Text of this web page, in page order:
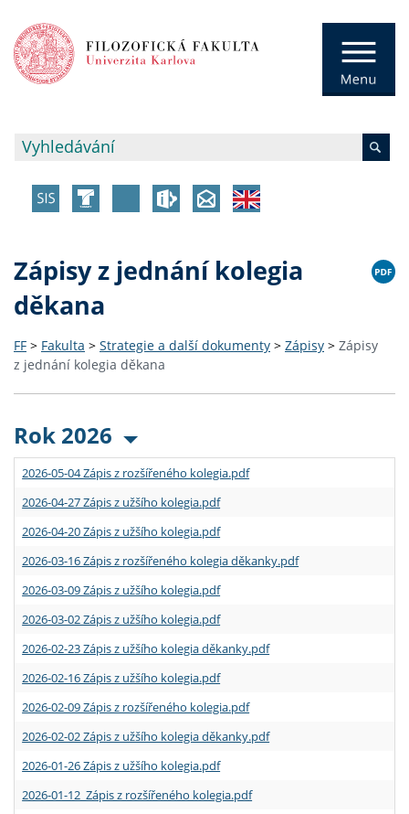
Zápisy z jednání kolegia
děkana
FF > Fakulta > Strategie a další dokumenty > Zápisy > Zápisy
z jednání kolegia děkana
Rok 2026
2026-05-04 Zápis z rozšířeného kolegia.pdf
2026-04-27 Zápis z užšího kolegia.pdf
2026-04-20 Zápis z užšího kolegia.pdf
2026-03-16 Zápis z rozšířeného kolegia děkanky.pdf
2026-03-09 Zápis z užšího kolegia.pdf
2026-03-02 Zápis z užšího kolegia.pdf
2026-02-23 Zápis z užšího kolegia děkanky.pdf
2026-02-16 Zápis z užšího kolegia.pdf
2026-02-09 Zápis z rozšířeného kolegia.pdf
2026-02-02 Zápis z užšího kolegia děkanky.pdf
2026-01-26 Zápis z užšího kolegia.pdf
2026-01-12 Zápis z rozšířeného kolegia.pdf